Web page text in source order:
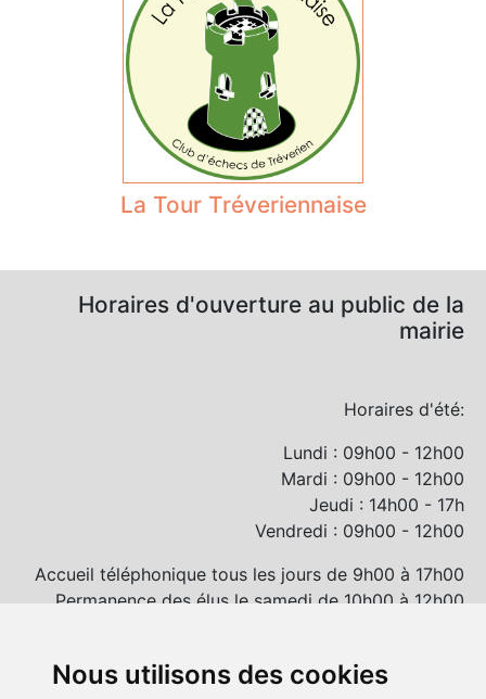
Nous utilisons des cookies
La Tour Tréveriennaise
Horaires d'ouverture au public de la
mairie
Horaires d'été:
Lundi : 09h00 - 12h00
Mardi : 09h00 - 12h00
Jeudi : 14h00 - 17h
Vendredi : 09h00 - 12h00
Accueil téléphonique tous les jours de 9h00 à 17h00
Permanence des élus le samedi de 10h00 à 12h00